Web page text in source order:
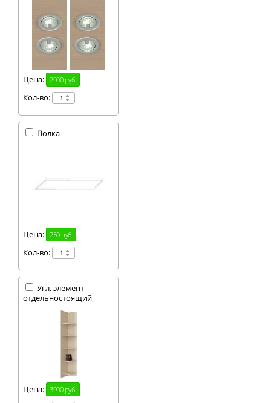
Цена: 2000 руб.
Кол-во:
Полка
Цена: 250 руб.
Кол-во:
Угл. элемент
отдельностоящий
Цена: 3900 руб.